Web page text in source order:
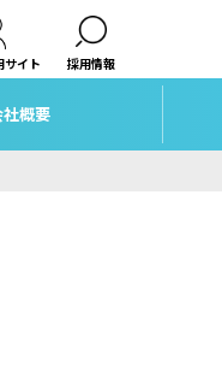
サイト 採用情報
概要